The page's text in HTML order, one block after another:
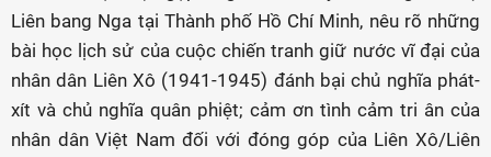
Liên bang Nga tại Thành phố Hồ Chí Minh, nêu rõ những
bài học lịch sử của cuộc chiến tranh giữ nước vĩ đại của
nhân dân Liên Xô (1941-1945) đánh bại chủ nghĩa phát-
xít và chủ nghĩa quân phiệt; cảm ơn tình cảm tri ân của
nhân dân Việt Nam đối với đóng góp của Liên Xô/Liên